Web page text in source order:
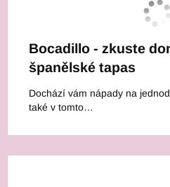
Bocadillo - zkuste
španělské tapas
Dochází vám nápady na
také v tomto…